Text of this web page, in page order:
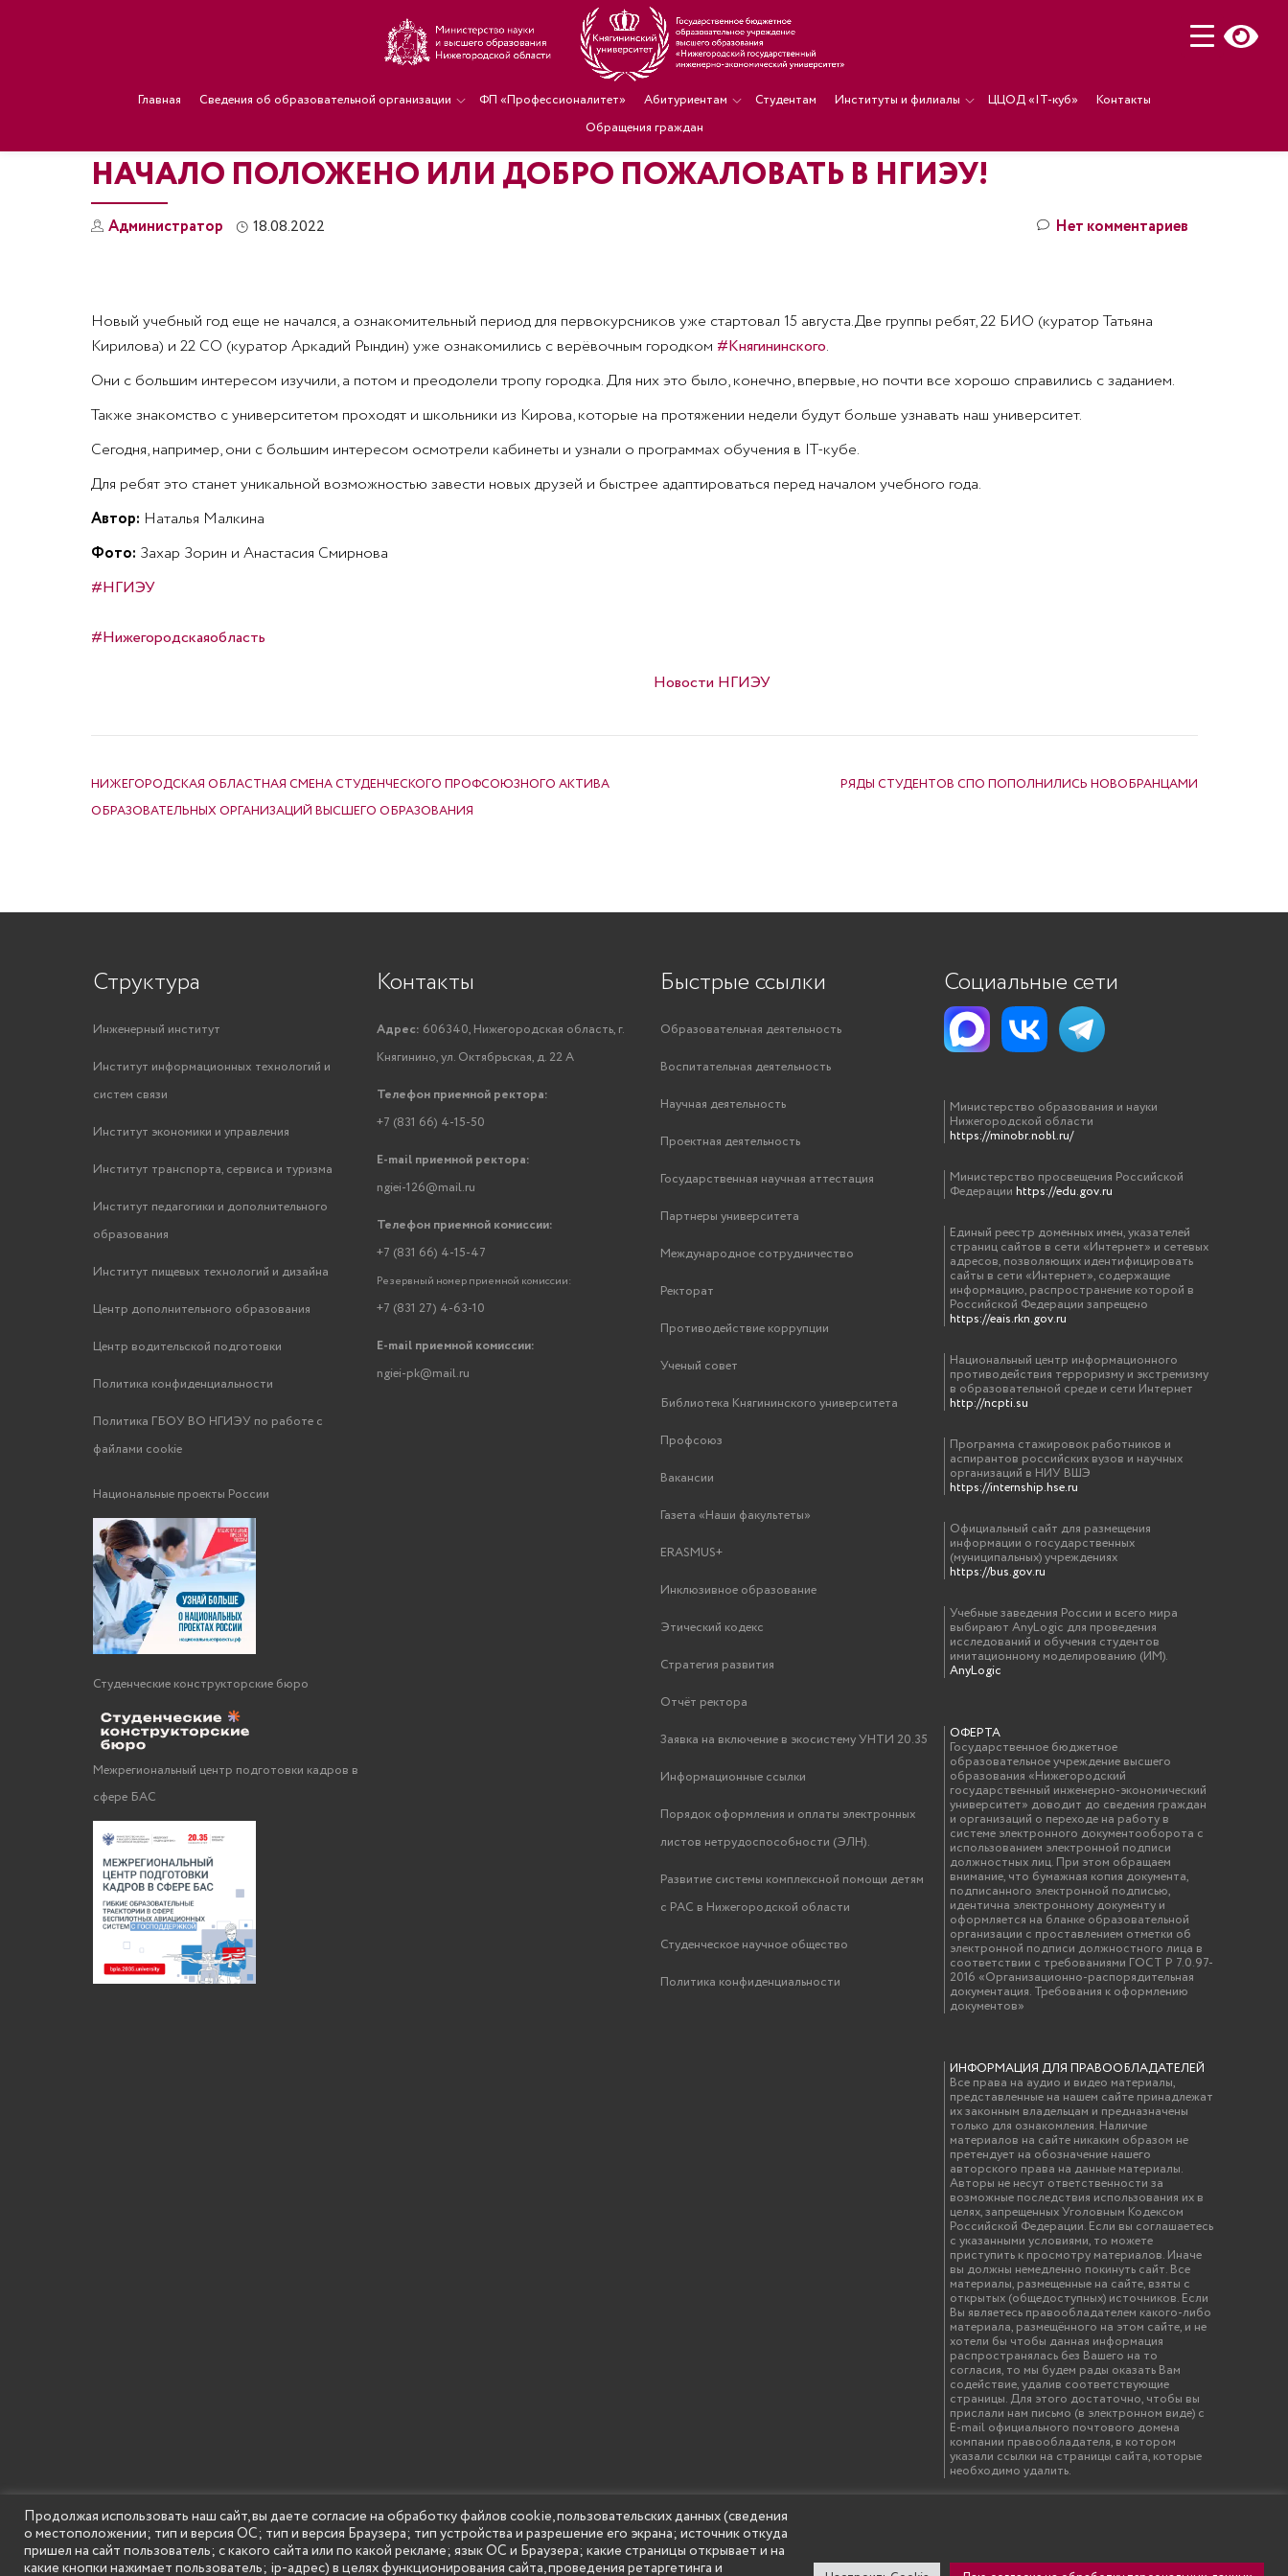
Главная Сведения об образовательной организации ФП «Профессионалитет» Абитуриентам Студентам Институты и филиалы ЦЦОД «IT-куб»
Контакты
Обращения граждан
НАЧАЛО ПОЛОЖЕНО ИЛИ ДОБРО ПОЖАЛОВАТЬ В НГИЭУ!
Администратор 18.08.2022 Нет комментариев
Новый учебный год еще не начался, а ознакомительный период для первокурсников уже стартовал 15 августа.Две группы ребят, 22 БИО (куратор Татьяна
Кирилова) и 22 СО (куратор Аркадий Рындин) уже ознакомились с верёвочным городком #Княгининского.
Они с большим интересом изучили, а потом и преодолели тропу городка. Для них это было, конечно, впервые, но почти все хорошо справились с заданием.
Также знакомство с университетом проходят и школьники из Кирова, которые на протяжении недели будут больше узнавать наш университет.
Сегодня, например, они с большим интересом осмотрели кабинеты и узнали о программах обучения в IТ-кубе.
Для ребят это станет уникальной возможностью завести новых друзей и быстрее адаптироваться перед началом учебного года.
Автор: Наталья Малкина
Фото: Захар Зорин и Анастасия Смирнова
#НГИЭУ
#Нижегородскаяобласть
Новости НГИЭУ
НИЖЕГОРОДСКАЯ ОБЛАСТНАЯ СМЕНА СТУДЕНЧЕСКОГО ПРОФСОЮЗНОГО АКТИВА
ОБРАЗОВАТЕЛЬНЫХ ОРГАНИЗАЦИЙ ВЫСШЕГО ОБРАЗОВАНИЯ
РЯДЫ СТУДЕНТОВ СПО ПОПОЛНИЛИСЬ НОВОБРАНЦАМИ
Структура
Инженерный институт
Институт информационных технологий и
систем связи
Институт экономики и управления
Институт транспорта, сервиса и туризма
Институт педагогики и дополнительного
образования
Институт пищевых технологий и дизайна
Центр дополнительного образования
Центр водительской подготовки
Политика конфиденциальности
Политика ГБОУ ВО НГИЭУ по работе с
файлами cookie
Национальные проекты России
Студенческие конструкторские бюро
Межрегиональный центр подготовки кадров в
сфере БАС
Контакты
Адрес: 606340, Нижегородская область, г.
Княгинино, ул. Октябрьская, д. 22 А
Телефон приемной ректора:
+7 (831 66) 4-15-50
E-mail приемной ректора:
ngiei-126@mail.ru
Телефон приемной комиссии:
+7 (831 66) 4-15-47
Резервный номер приемной комиссии:
+7 (831 27) 4-63-10
E-mail приемной комиссии:
ngiei-pk@mail.ru
Быстрые ссылки
Образовательная деятельность
Воспитательная деятельность
Научная деятельность
Проектная деятельность
Государственная научная аттестация
Партнеры университета
Международное сотрудничество
Ректорат
Противодействие коррупции
Ученый совет
Библиотека Княгининского университета
Профсоюз
Вакансии
Газета «Наши факультеты»
ERASMUS+
Инклюзивное образование
Этический кодекс
Стратегия развития
Отчёт ректора
Заявка на включение в экосистему УНТИ 20.35
Информационные ссылки
Порядок оформления и оплаты электронных
листов нетрудоспособности (ЭЛН).
Развитие системы комплексной помощи детям
с РАС в Нижегородской области
Студенческое научное общество
Политика конфиденциальности
Социальные сети
Министерство образования и науки
Нижегородской области
https://minobr.nobl.ru/
Министерство просвещения Российской
Федерации https://edu.gov.ru
Единый реестр доменных имен, указателей
страниц сайтов в сети «Интернет» и сетевых
адресов, позволяющих идентифицировать
сайты в сети «Интернет», содержащие
информацию, распространение которой в
Российской Федерации запрещено
https://eais.rkn.gov.ru
Национальный центр информационного
противодействия терроризму и экстремизму
в образовательной среде и сети Интернет
http://ncpti.su
Программа стажировок работников и
аспирантов российских вузов и научных
организаций в НИУ ВШЭ
https://internship.hse.ru
Официальный сайт для размещения
информации о государственных
(муниципальных) учреждениях
https://bus.gov.ru
Учебные заведения России и всего мира
выбирают AnyLogic для проведения
исследований и обучения студентов
имитационному моделированию (ИМ).
AnyLogic
ОФЕРТА
Государственное бюджетное
образовательное учреждение высшего
образования «Нижегородский
государственный инженерно-экономический
университет» доводит до сведения граждан
и организаций о переходе на работу в
системе электронного документооборота с
использованием электронной подписи
должностных лиц. При этом обращаем
внимание, что бумажная копия документа,
подписанного электронной подписью,
идентична электронному документу и
оформляется на бланке образовательной
организации с проставлением отметки об
электронной подписи должностного лица в
соответствии с требованиями ГОСТ Р 7.0.97-
2016 «Организационно-распорядительная
документация. Требования к оформлению
документов»
ИНФОРМАЦИЯ ДЛЯ ПРАВООБЛАДАТЕЛЕЙ
Все права на аудио и видео материалы,
представленные на нашем сайте принадлежат
их законным владельцам и предназначены
только для ознакомления. Наличие
материалов на сайте никаким образом не
претендует на обозначение нашего
авторского права на данные материалы.
Авторы не несут ответственности за
возможные последствия использования их в
целях, запрещенных Уголовным Кодексом
Российской Федерации. Если вы соглашаетесь
с указанными условиями, то можете
приступить к просмотру материалов. Иначе
вы должны немедленно покинуть сайт. Все
материалы, размещенные на сайте, взяты с
открытых (общедоступных) источников. Если
Вы являетесь правообладателем какого-либо
материала, размещённого на этом сайте, и не
хотели бы чтобы данная информация
распространялась без Вашего на то
согласия, то мы будем рады оказать Вам
содействие, удалив соответствующие
страницы. Для этого достаточно, чтобы вы
прислали нам письмо (в электронном виде) с
E-mail официального почтового домена
компании правообладателя, в котором
указали ссылки на страницы сайта, которые
необходимо удалить.
SECONDARY
MENU
© Государственное бюджетное образовательное учреждение высшего образования "Нижегородский государственный инженерно-экономический университет"
(Княгининский университет) 2002 - 2026
Продолжая использовать наш сайт, вы даете согласие на обработку файлов cookie, пользовательских данных (сведения
о местоположении; тип и версия ОС; тип и версия Браузера; тип устройства и разрешение его экрана; источник откуда
пришел на сайт пользователь; с какого сайта или по какой рекламе; язык ОС и Браузера; какие страницы открывает и на
какие кнопки нажимает пользователь; ip-адрес) в целях функционирования сайта, проведения ретаргетинга и